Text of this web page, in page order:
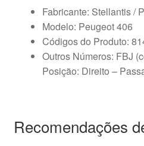
Fabricante: Stellantis /
Modelo: Peugeot 406
Códigos do Produto:
Outros Números: FBJ
Posição: Direito –
Recomendações